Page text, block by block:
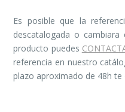
Es posible que la
descatalogada o
producto puedes
referencia en nuestro
plazo aproximado de 48h